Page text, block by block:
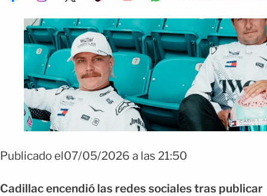
Publicado el07/05/2026 a las 21:50
Cadillac encendió las redes sociales tras publicar